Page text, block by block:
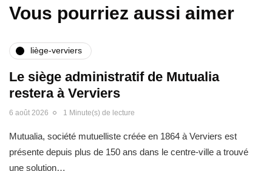
Vous pourriez aussi aimer
liège-verviers
Le siège administratif de Mutualia
restera à Verviers
6 août 2026 1 Minute(s) de lecture
Mutualia, société mutuelliste créée en 1864 à Verviers est
présente depuis plus de 150 ans dans le centre-ville a trouvé
une solution…